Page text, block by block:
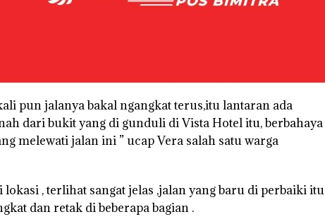
pun jalanya bakal ngangkat terus,itu lantaran ada
dari bukit yang di gunduli di Vista Hotel itu, berbahaya
melewati jalan ini ” ucap Vera salah satu warga
, terlihat sangat jelas ,jalan yang baru di perbaiki itu
dan retak di beberapa bagian .